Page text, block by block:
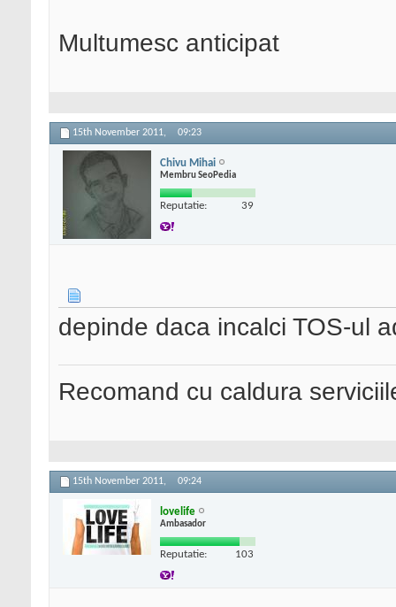
Multumesc anticipat
15th November 2011, 09:23
Chivu Mihai
Membru SeoPedia
Reputatie: 39
depinde daca incalci TOS-ul
Recomand cu caldura
15th November 2011, 09:24
lovelife
Ambasador
Reputatie: 103